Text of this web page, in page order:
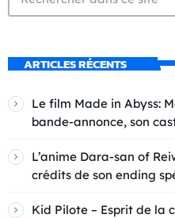
ARTICLES RÉCENTS
Le film Made in Abyss:
bande-annonce, son
L’anime Dara-san of
crédits de son ending
Kid Pilote – Esprit de la